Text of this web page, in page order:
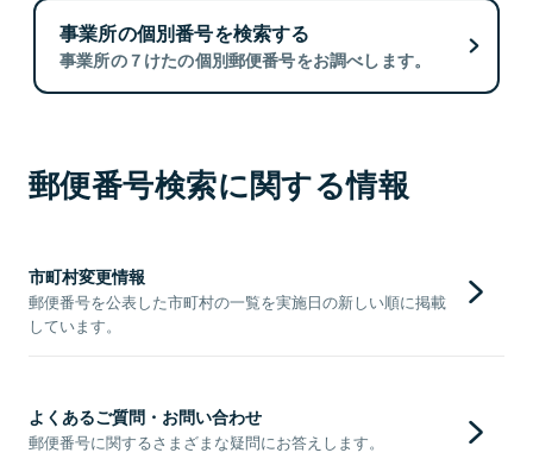
事業所の個別番号を検索する
事業所の７けたの個別郵便番号をお調べします。
郵便番号検索に関する情報
市町村変更情報
郵便番号を公表した市町村の一覧を実施日の新しい順に掲載
しています。
よくあるご質問・お問い合わせ
郵便番号に関するさまざまな疑問にお答えします。